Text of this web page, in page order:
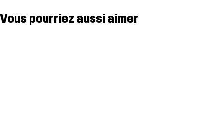
Vous pourriez aussi aimer